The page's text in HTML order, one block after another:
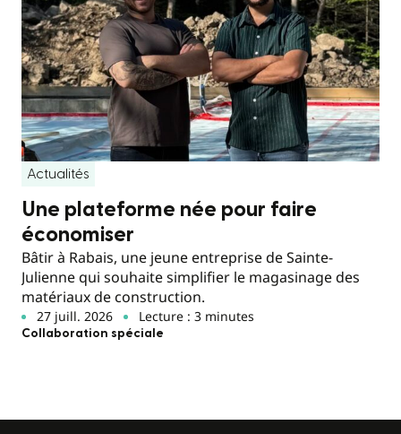
Actualités
Une plateforme née pour faire
économiser
Bâtir à Rabais, une jeune entreprise de Sainte-
Julienne qui souhaite simplifier le magasinage des
matériaux de construction.
27 juill. 2026 Lecture : 3 minutes
Collaboration spéciale